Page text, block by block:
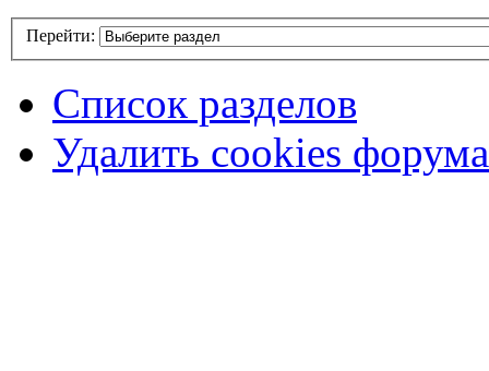
Перейти:
Список разделов
Удалить cookies форума